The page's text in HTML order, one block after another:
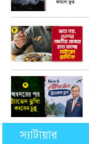
স্যাটায়ার